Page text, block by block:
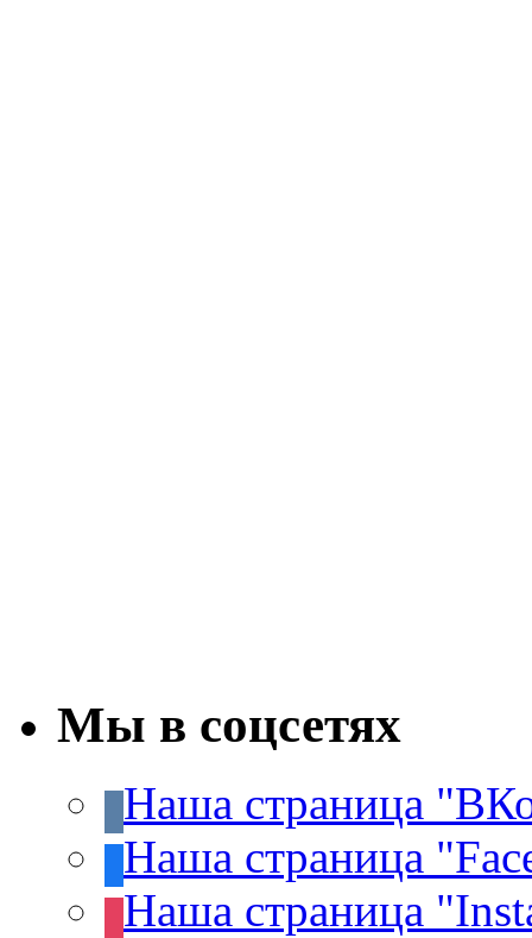
Мы в соцсетях
Наша страница
Наша страница
Наша страница